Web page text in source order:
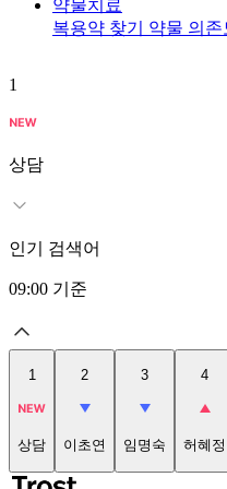
약물치료
복용약 찾기 약물 의존
1
상담
인기 검색어
09:00 기준
1
상담
2
이초연
3
임명숙
4
허혜정